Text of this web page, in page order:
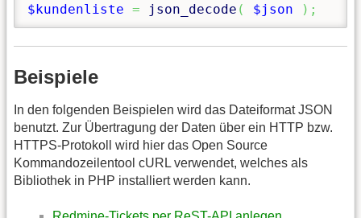
$kundenliste = json_decode ( $json ) ;
Beispiele
In den folgenden Beispielen wird das Dateiformat JSON
benutzt. Zur Übertragung der Daten über ein HTTP bzw.
HTTPS-Protokoll wird hier das Open Source
Kommandozeilentool cURL verwendet, welches als
Bibliothek in PHP installiert werden kann.